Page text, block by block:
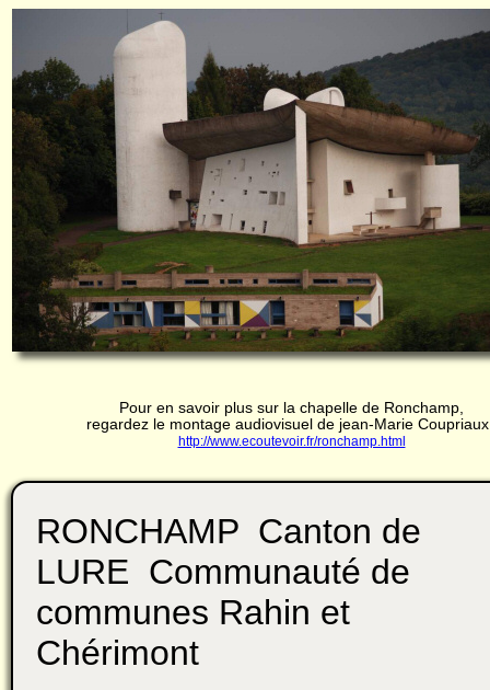
Pour en savoir plus sur la chapelle de Ronchamp,
regardez le montage audiovisuel de jean-Marie
http://www.ecoutevoir.fr/ronchamp.html
RONCHAMP Canton de
LURE Communauté de
communes Rahin et
Chérimont